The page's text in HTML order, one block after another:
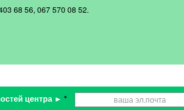
68 56, 067 570 08 52.
центра ► *